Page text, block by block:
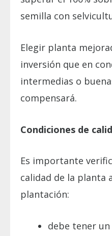
semilla con
Elegir planta
inversión que en
intermedias o
compensará.
Condiciones de
Es importante
calidad de la planta
plantación:
debe tener